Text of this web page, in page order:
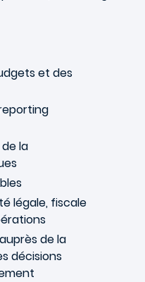
et des
la
légale, fiscale
de la
décisions